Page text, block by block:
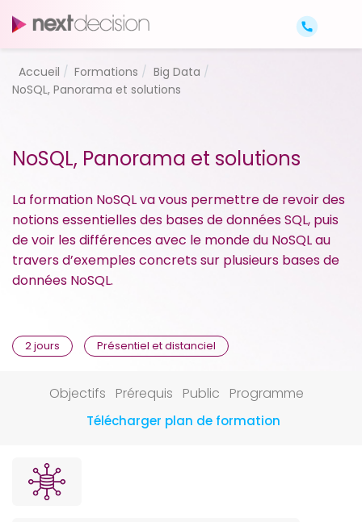
Accueil Formations
Big Data
NoSQL, Panorama et solutions
NoSQL, Panorama et solutions
La formation NoSQL va vous permettre de revoir des
notions essentielles des bases de données SQL, puis
de voir les différences avec le monde du NoSQL au
travers d’exemples concrets sur plusieurs bases de
données NoSQL.
2 jours Présentiel et distanciel
Objectifs Prérequis Public Programme
Télécharger plan de formation